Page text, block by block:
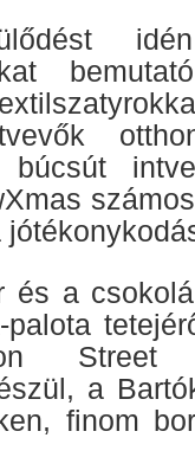
idén
búcsút
és a
Street
a
finom